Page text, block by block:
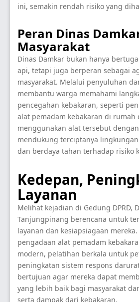
ini, semakin rendah risiko yang
Peran Dinas
Masyarakat
Dinas Damkar bukan hanya
api, tetapi juga berperan sebagai
masyarakat. Melalui penyuluhan
membantu warga memahami
pencegahan kebakaran, seperti
alat pemadam kebakaran di rumah
menggunakan alat tersebut
mendukung terciptanya
dan berdaya tahan terhadap risiko
Kedepan,
Layanan
Melihat kejadian di Gedung DPRD,
Tanjungpinang berencana untuk
layanan dan kesiapsiagaan
pengadaan alat pemadam
modern, pelatihan berkala untuk
peningkatan sistem respons
bertujuan agar mereka dapat
yang lebih baik bagi masyarakat
serta dampak dari kebakaran.